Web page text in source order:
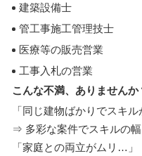
建築設備士
管工事施工管理技士
医療等の販売営業
工事入札の営業
こんな不満、ありませんか
「同じ建物ばかりでスキ
⇒ 多彩な案件でスキルの幅
「家庭との両立がムリ…」